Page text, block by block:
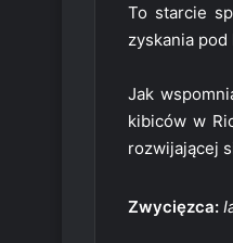
To starcie
zyskania
Jak
kibiców w
rozwijającej
Zwycięzca: